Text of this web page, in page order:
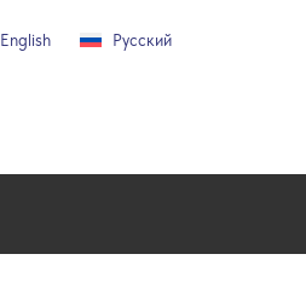
English Русский